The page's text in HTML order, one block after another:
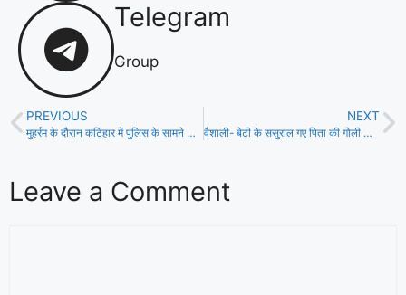
Telegram
Group
PREVIOUS
मुहर्रम के दौरान कटिहार में पुलिस के सामने हिंसा व उपद्रव,विरोध में जाम व प्रदर्शन, इंटरनेट सेवा बंद!
NEXT
वैशाली- बेटी के ससुराल गए पिता की गोली मार कर दरवाजे पर हुई हत्या!
Leave a Comment